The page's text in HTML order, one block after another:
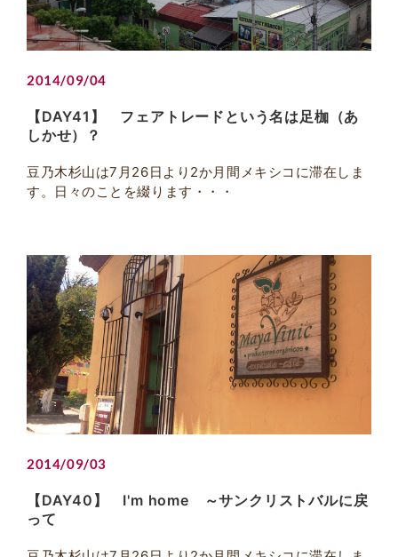
2014/09/04
【DAY41】 フェアトレードという名は足枷（あ
しかせ）？
豆乃木杉山は7月26日より2か月間メキシコに滞在しま
す。日々のことを綴ります・・・
2014/09/03
【DAY40】 I'm home ～サンクリストバルに戻
って